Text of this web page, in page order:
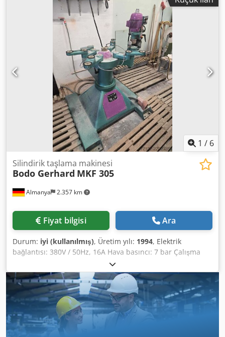
1 / 6
Almanya 2.357 km
Silindirik taşlama makinesi
Bodo Gerhard MKF 305
Fiyat bilgisi Ara
Durum: iyi (kullanılmış), Üretim yılı: 1994, Elektrik
bağlantısı: 380V / 50Hz, 16A Hava basıncı: 7 bar Çalışma
yüksekliği: 1005 mm Genişlik: 1300 mm Yükseklik: 1500 mm
Derinlik: 1200 mm Dsdpfezaak Uox Ag Eeck Ağırlık: yaklaşık
300 kg Durum: iyi, kullanılmış